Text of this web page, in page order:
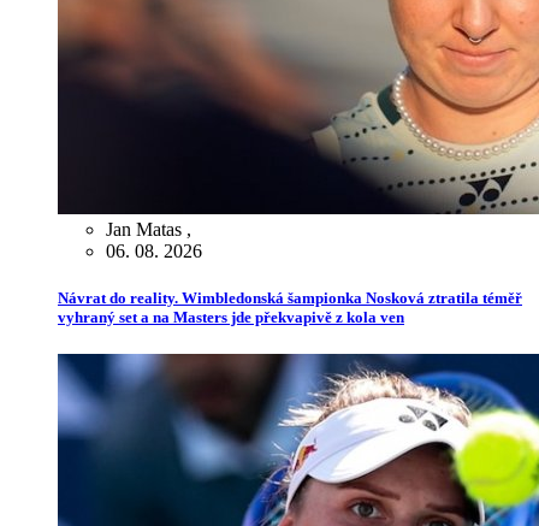
Jan Matas ,
06. 08. 2026
Návrat do reality. Wimbledonská šampionka Nosková ztratila téměř
vyhraný set a na Masters jde překvapivě z kola ven